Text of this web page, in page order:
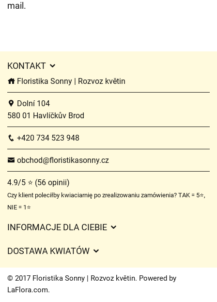
mail.
KONTAKT
Floristika Sonny | Rozvoz květin
Dolní 104
580 01 Havlíčkův Brod
+420 734 523 948
obchod@floristikasonny.cz
4.9/5 ⭐ (56 opinii)
Czy klient poleciłby kwiaciarnię po zrealizowaniu zamówienia? TAK = 5⭐,
NIE = 1⭐
INFORMACJE DLA CIEBIE
Czasy dostawy kwiatów – przegląd możliwości
DOSTAWA KWIATÓW
Opłaty za dostawę
Gdzie dostarczamy kwiaty
© 2017 Floristika Sonny | Rozvoz květin. Powered by
LaFlora.com.